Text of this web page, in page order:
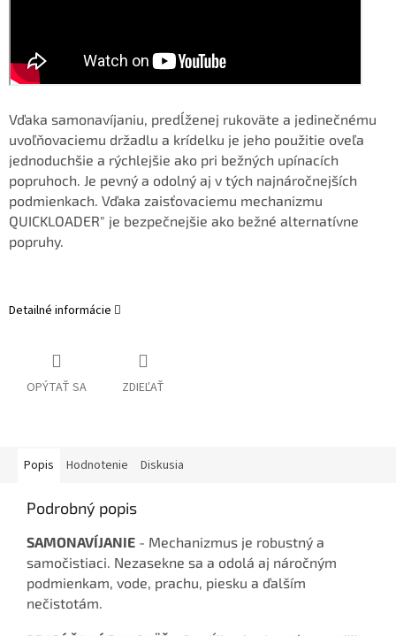
Vďaka samonavíjaniu, predĺženej rukoväte a jedinečnému
uvoľňovaciemu držadlu a krídelku je jeho použitie oveľa
jednoduchšie a rýchlejšie ako pri bežných upínacích
popruhoch. Je pevný a odolný aj v tých najnáročnejších
podmienkach. Vďaka zaisťovaciemu mechanizmu
QUICKLOADER" je bezpečnejšie ako bežné alternatívne
popruhy.
Detailné informácie
OPÝTAŤ SA ZDIEĽAŤ
Popis Hodnotenie Diskusia
Podrobný popis
SAMONAVÍJANIE - Mechanizmus je robustný a
samočistiaci. Nezasekne sa a odolá aj náročným
podmienkam, vode, prachu, piesku a ďalším
nečistotám.